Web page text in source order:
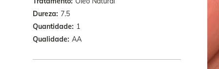
Dureza 7.5
Quantidade 1
Qualidade AA